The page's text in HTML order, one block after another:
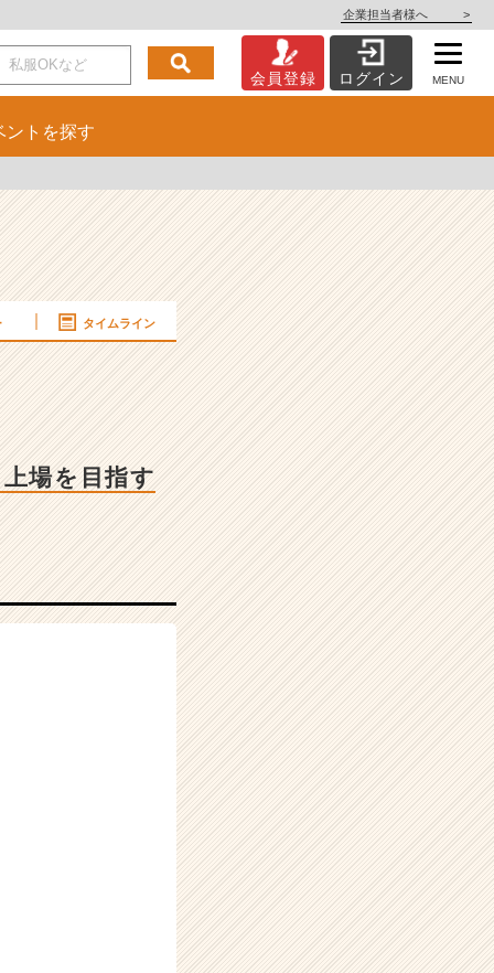
企業担当者様へ >
会員登録 ログイン MENU
ント を探す
タイムライン
場を目指す